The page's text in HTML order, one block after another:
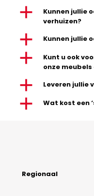
a
Kunnen jullie
verhuizen?
a Kunnen jullie
a
Kunt u ook
onze
a Leveren jullie
a Wat kost een
Regionaal